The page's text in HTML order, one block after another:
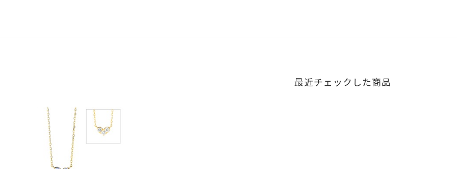
最近チェックした商品